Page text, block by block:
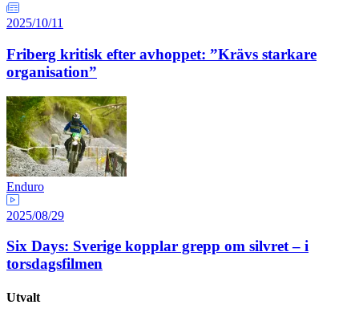
2025/10/11
Friberg kritisk efter avhoppet: ”Krävs starkare
organisation”
Enduro
2025/08/29
Six Days: Sverige kopplar grepp om silvret – i
torsdagsfilmen
Utvalt